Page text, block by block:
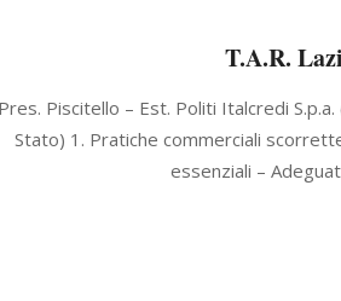
T.A.R.
Pres. Piscitello – Est. Politi Italcredi
Stato) 1. Pratiche commerciali
essenziali –